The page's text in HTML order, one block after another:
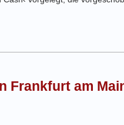
Frankfurt am